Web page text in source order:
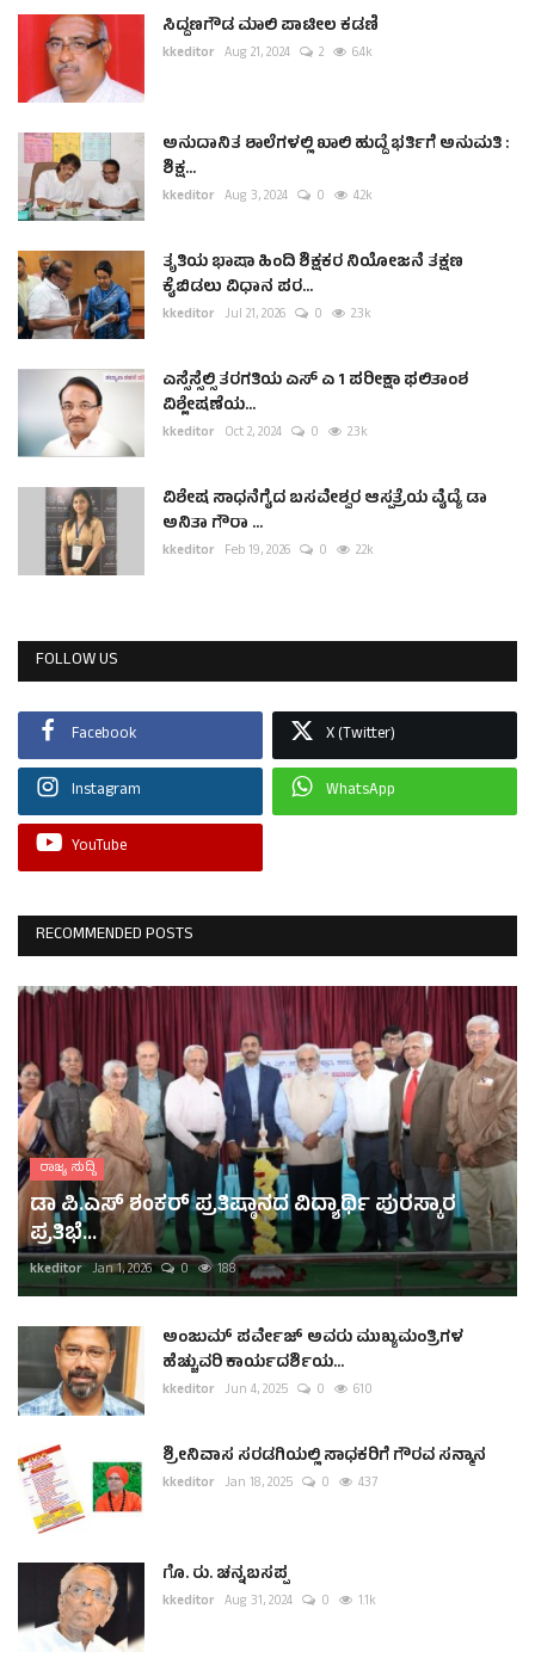
ಸಿದ್ದಣಗೌಡ ಮಾಲಿ ಪಾಟೀಲ ಕಡಣಿ
kkeditor Aug 21, 2024 2 6.4k
ಅನುದಾನಿತ ಶಾಲೆಗಳಲ್ಲಿ ಖಾಲಿ ಹುದ್ದೆ ಭರ್ತಿಗೆ ಅನುಮತಿ :
ಶಿಕ್ಷ...
kkeditor Aug 3, 2024 0 4.2k
ತೃತಿಯ ಭಾಷಾ ಹಿಂದಿ ಶಿಕ್ಷಕರ ನಿಯೋಜನೆ ತಕ್ಷಣ
ಕೈಬಿಡಲು ವಿಧಾನ ಪರ...
kkeditor Jul 21, 2026 0 2.3k
ಎಸ್ಸೆಸ್ಸೆಲ್ಸಿ ತರಗತಿಯ ಎಸ್ ಎ 1 ಪರೀಕ್ಷಾ ಫಲಿತಾಂಶ
ವಿಶ್ಲೇಷಣೆಯ...
kkeditor Oct 2, 2024 0 2.3k
ವಿಶೇಷ ಸಾಧನೆಗೈದ ಬಸವೇಶ್ವರ ಆಸ್ಪತ್ರೆಯ ವೈದ್ಯೆ ಡಾ
ಅನಿತಾ ಗೌರಾ ...
kkeditor Feb 19, 2026 0 2.2k
FOLLOW US
Facebook X (Twitter)
Instagram WhatsApp
YouTube
RECOMMENDED POSTS
ರಾಜ್ಯ ಸುದ್ದಿ
ಡಾ ಪಿ.ಎಸ್ ಶಂಕರ್ ಪ್ರತಿಷ್ಠಾನದ ವಿದ್ಯಾರ್ಥಿ ಪುರಸ್ಕಾರ
ಪ್ರತಿಭೆ...
kkeditor Jan 1, 2026 0 188
ಅಂಜುಮ್ ಪರ್ವೇಜ್ ಅವರು ಮುಖ್ಯಮಂತ್ರಿಗಳ
ಹೆಚ್ಚುವರಿ ಕಾರ್ಯದರ್ಶಿಯ...
kkeditor Jun 4, 2025 0 610
ಶ್ರೀನಿವಾಸ ಸರಡಗಿಯಲ್ಲಿ ಸಾಧಕರಿಗೆ ಗೌರವ ಸನ್ಮಾನ
kkeditor Jan 18, 2025 0 437
ಗೊ. ರು. ಚನ್ನಬಸಪ್ಪ
kkeditor Aug 31, 2024 0 1.1k